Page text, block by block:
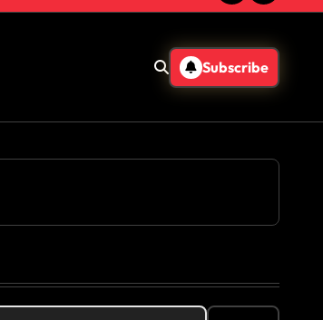
Subscribe